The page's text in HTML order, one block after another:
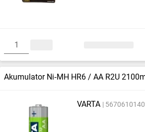
Akumulator Ni‑MH HR6 / AA R2U
VARTA